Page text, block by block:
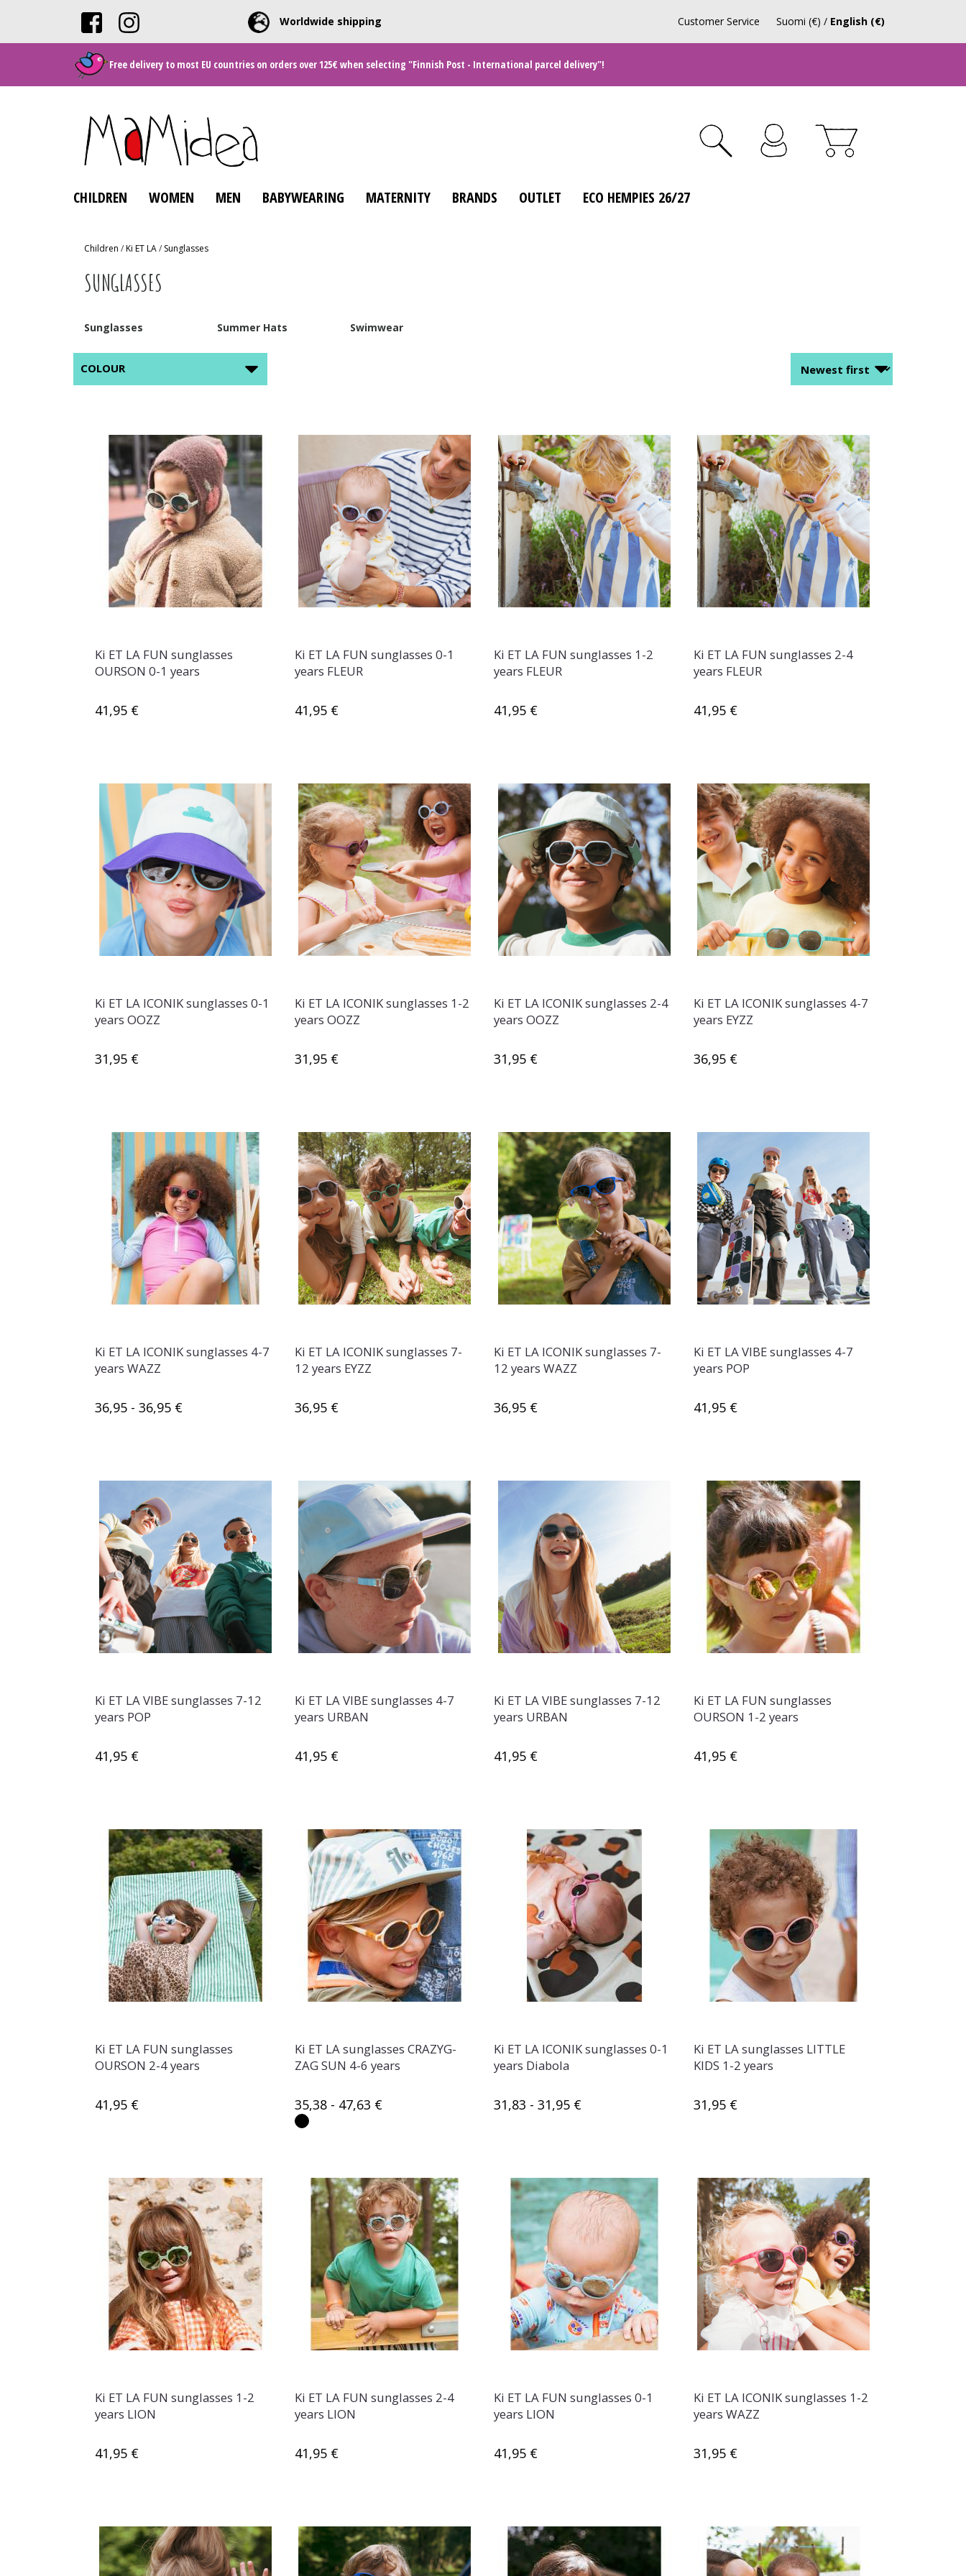
Worldwide shipping Suomi (€) / English (€)
Customer Service
Free delivery to most EU countries on orders over 125€ when selecting "Finnish Post - International parcel delivery"!
CHILDREN WOMEN MEN BABYWEARING MATERNITY BRANDS OUTLET ECO HEMPIES 26/27
Children /Ki ET LA/ Sunglasses
SUNGLASSES
Sunglasses Summer Hats Swimwear
COLOUR
Ki ET LA FUN sunglasses
OURSON 0-1 years
41,95 €
Ki ET LA FUN sunglasses 0-1
years FLEUR
41,95 €
Ki ET LA FUN sunglasses 1-2
years FLEUR
41,95 €
Ki ET LA FUN sunglasses 2-4
years FLEUR
41,95 €
Ki ET LA ICONIK sunglasses 0-1
years OOZZ
31,95 €
Ki ET LA ICONIK sunglasses 1-2
years OOZZ
31,95 €
Ki ET LA ICONIK sunglasses 2-4
years OOZZ
31,95 €
Ki ET LA ICONIK sunglasses 4-7
years EYZZ
36,95 €
Ki ET LA ICONIK sunglasses 4-7
years WAZZ
36,95 - 36,95 €
Ki ET LA ICONIK sunglasses 7-
12 years EYZZ
36,95 €
Ki ET LA ICONIK sunglasses 7-
12 years WAZZ
36,95 €
Ki ET LA VIBE sunglasses 4-7
years POP
41,95 €
Ki ET LA VIBE sunglasses 7-12
years POP
41,95 €
Ki ET LA VIBE sunglasses 4-7
years URBAN
41,95 €
Ki ET LA VIBE sunglasses 7-12
years URBAN
41,95 €
Ki ET LA FUN sunglasses
OURSON 1-2 years
41,95 €
Ki ET LA FUN sunglasses
OURSON 2-4 years
41,95 €
Ki ET LA sunglasses CRAZYG-
ZAG SUN 4-6 years
35,38 - 47,63 €
Ki ET LA ICONIK sunglasses 0-1
years Diabola
31,83 - 31,95 €
Ki ET LA sunglasses LITTLE
KIDS 1-2 years
31,95 €
Ki ET LA FUN sunglasses 1-2
years LION
41,95 €
Ki ET LA FUN sunglasses 2-4
years LION
41,95 €
Ki ET LA FUN sunglasses 0-1
years LION
41,95 €
Ki ET LA ICONIK sunglasses 1-2
years WAZZ
31,95 €